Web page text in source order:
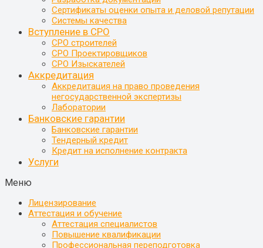
Сертификаты оценки опыта и деловой репутации
Системы качества
Вступление в СРО
СРО строителей
СРО Проектировщиков
СРО Изыскателей
Аккредитация
Аккредитация на право проведения
негосударственной экспертизы
Лаборатории
Банковские гарантии
Банковские гарантии
Тендерный кредит
Кредит на исполнение контракта
Услуги
Меню
Лицензирование
Аттестация и обучение
Аттестация специалистов
Повышение квалификации
Профессиональная переподготовка